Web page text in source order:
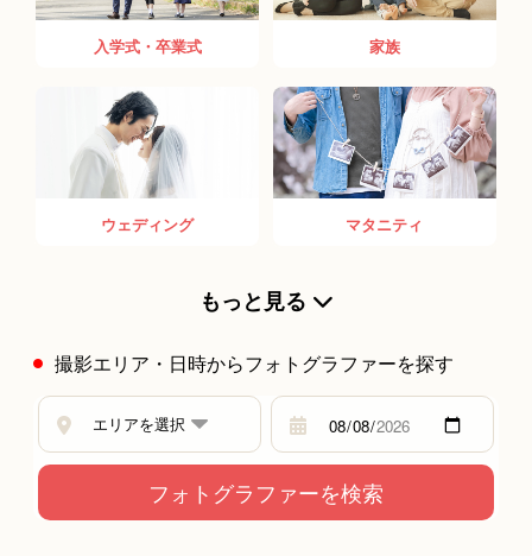
入学式・卒業式 家族
ウェディング マタニティ
もっと見る
撮影エリア・日時からフォトグラファーを探す
安藤 早苗
鈴木 亮